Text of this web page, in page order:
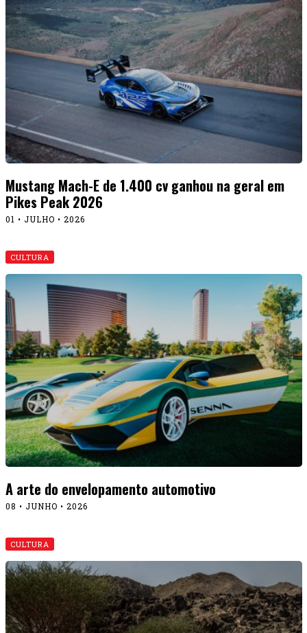
Mustang Mach-E de 1.400 cv ganhou na geral em
Pikes Peak 2026
01 • JULHO • 2026
CULTURA
A arte do envelopamento automotivo
08 • JUNHO • 2026
CULTURA